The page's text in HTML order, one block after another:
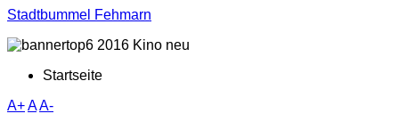
Stadtbummel Fehmarn
Startseite
A+AA-